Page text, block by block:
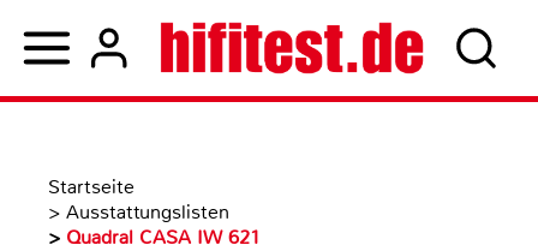
Startseite
> Ausstattungslisten
> Quadral CASA IW 621